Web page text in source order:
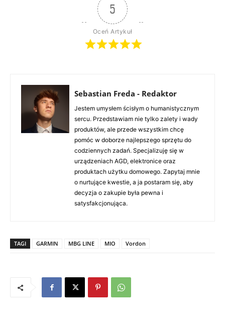
5
Oceń Artykuł
Sebastian Freda - Redaktor
Jestem umysłem ścisłym o humanistycznym
sercu. Przedstawiam nie tylko zalety i wady
produktów, ale przede wszystkim chcę
pomóc w doborze najlepszego sprzętu do
codziennych zadań. Specjalizuję się w
urządzeniach AGD, elektronice oraz
produktach użytku domowego. Zapytaj mnie
o nurtujące kwestie, a ja postaram się, aby
decyzja o zakupie była pewna i
satysfakcjonująca.
TAGI GARMIN MBG LINE MIO Vordon